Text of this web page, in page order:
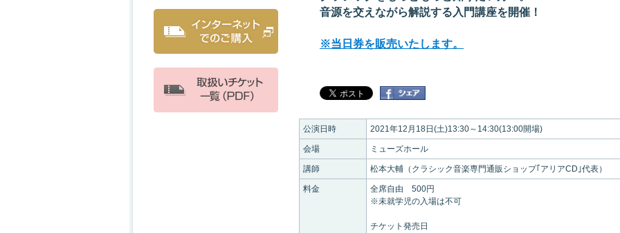
音源を交えながら解説する入門講座を開催！
※当日券を販売いたします。
公演日時 2021年12月18日(土)13:30～14:30(13:00開場)
会場 ミューズホール
講師 松本大輔（クラシック音楽専門通販ショップ｢アリアCD｣代表）
料金
全席自由 500円
※未就学児の入場は不可
チケット発売日